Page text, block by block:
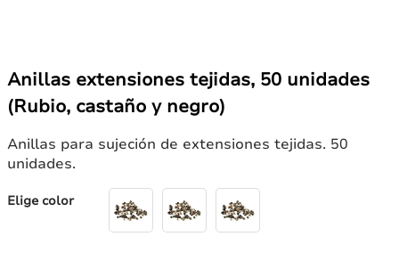
Anillas extensiones tejidas, 50 unidades
(Rubio, castaño y negro)
Anillas para sujeción de extensiones tejidas. 50
unidades.
Elige color